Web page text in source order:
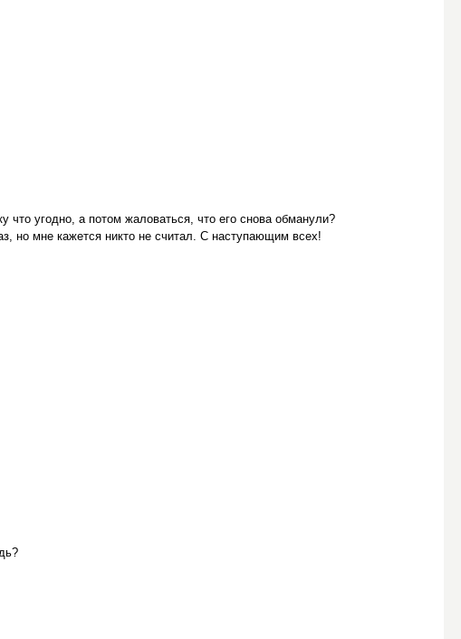
что угодно, а потом жаловаться, что его снова обманули?
но мне кажется никто не считал. С наступающим всех!